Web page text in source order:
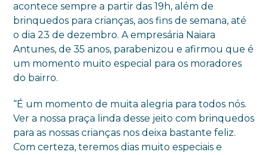
acontece sempre a partir das 19h, além de
brinquedos para crianças, aos fins de semana, até
o dia 23 de dezembro. A empresária Naiara
Antunes, de 35 anos, parabenizou e afirmou que é
um momento muito especial para os moradores
do bairro.
“É um momento de muita alegria para todos nós.
Ver a nossa praça linda desse jeito com brinquedos
para as nossas crianças nos deixa bastante feliz.
Com certeza, teremos dias muito especiais e